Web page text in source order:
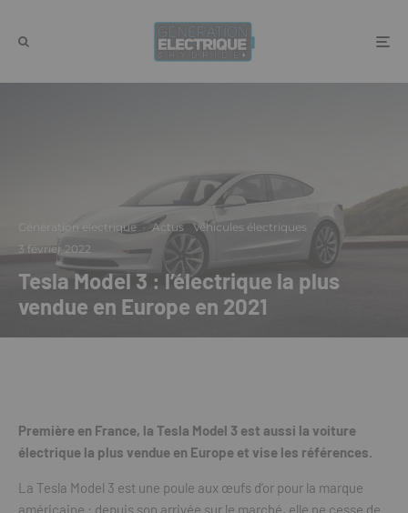
Génération électrique · Actus Véhicules électriques ·
3 février 2022
Tesla Model 3 : l’électrique la plus
vendue en Europe en 2021
Première en France, la Tesla Model 3 est aussi la voiture
électrique la plus vendue en Europe et vise les références.
La Tesla Model 3 est une poule aux œufs d’or pour la marque
américaine : depuis son arrivée sur le marché, elle ne cesse de